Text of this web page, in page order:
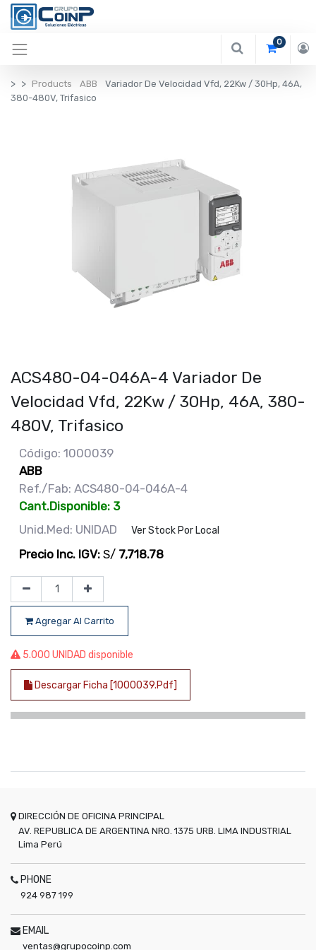
0
Products ABB
Variador De Velocidad Vfd, 22Kw / 30Hp, 46A,
380-480V, Trifasico
ACS480-04-046A-4 Variador De
Velocidad Vfd, 22Kw / 30Hp, 46A, 380-
480V, Trifasico
Código: 1000039
ABB
Ref./Fab: ACS480-04-046A-4
Cant.Disponible: 3
Unid.Med: UNIDAD
Ver Stock Por Local
Precio Inc. IGV: S/ 7,718.78
Agregar Al Carrito
5.000 UNIDAD disponible
Descargar Ficha [1000039.pdf]
DIRECCIÓN DE OFICINA PRINCIPAL
AV. REPUBLICA DE ARGENTINA NRO. 1375 URB. LIMA INDUSTRIAL
Lima Perú
PHONE
924 987 199
EMAIL
ventas@grupocoinp.com